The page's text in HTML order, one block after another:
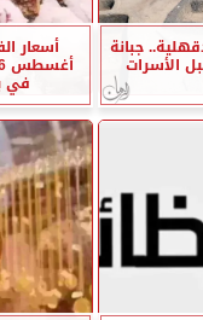
جبانة
الأسرات
في